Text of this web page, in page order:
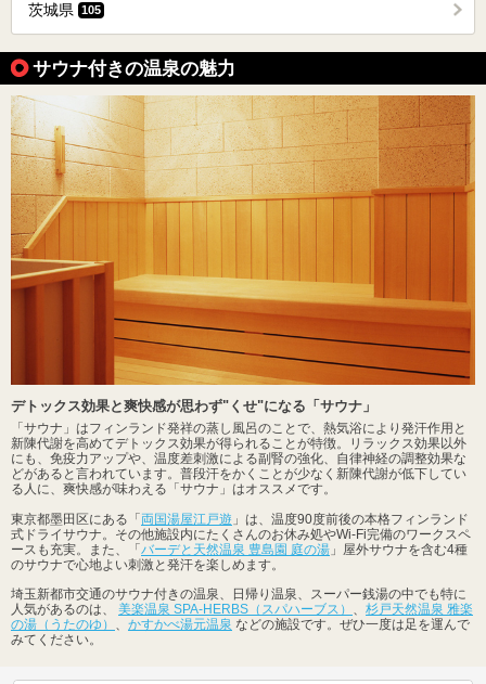
茨城県 105
サウナ付きの温泉の魅力
デトックス効果と爽快感が思わず"くせ"になる「サウナ」
「サウナ」はフィンランド発祥の蒸し風呂のことで、熱気浴により発汗作用と
新陳代謝を高めてデトックス効果が得られることが特徴。リラックス効果以外
にも、免疫力アップや、温度差刺激による副腎の強化、自律神経の調整効果な
どがあると言われています。普段汗をかくことが少なく新陳代謝が低下してい
る人に、爽快感が味わえる「サウナ」はオススメです。
東京都墨田区にある「 両国湯屋江戸遊 」は、温度90度前後の本格フィンランド
式ドライサウナ。その他施設内にたくさんのお休み処やWi-Fi完備のワークスペ
ースも充実。また、「 バーデと天然温泉 豊島園 庭の湯 」屋外サウナを含む4種
のサウナで心地よい刺激と発汗を楽しめます。
埼玉新都市交通のサウナ付きの温泉、日帰り温泉、スーパー銭湯の中でも特に
人気があるのは、 美楽温泉 SPA-HERBS（スパハーブス） 、 杉戸天然温泉 雅楽
の湯（うたのゆ） 、 かすかべ湯元温泉 などの施設です。ぜひ一度は足を運んで
みてください。